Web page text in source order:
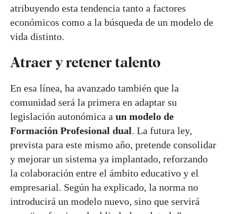
atribuyendo esta tendencia tanto a factores
económicos como a la búsqueda de un modelo de
vida distinto.
Atraer y retener talento
En esa línea, ha avanzado también que la
comunidad será la primera en adaptar su
legislación autonómica a un modelo de
Formación Profesional dual. La futura ley,
prevista para este mismo año, pretende consolidar
y mejorar un sistema ya implantado, reforzando
la colaboración entre el ámbito educativo y el
empresarial. Según ha explicado, la norma no
introducirá un modelo nuevo, sino que servirá